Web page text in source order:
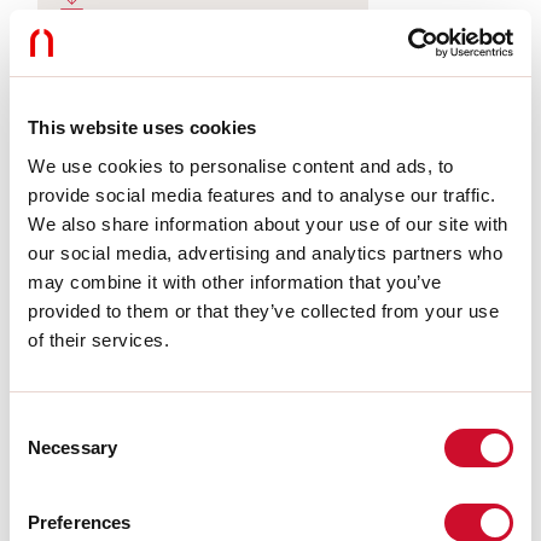
This website uses cookies
We use cookies to personalise content and ads, to
provide social media features and to analyse our traffic.
We also share information about your use of our site with
our social media, advertising and analytics partners who
may combine it with other information that you’ve
provided to them or that they’ve collected from your use
of their services.
Selection
Necessary
Preferences
LIGHT SOURCE
CE-ZERTIFIZIERUNGEN
BIM/CAD
DATENBLATT
Übereinstimmung
CEI EN 60598-1:2015 + A11:2009. IEC 60598-2:2015 2-1, 2-2